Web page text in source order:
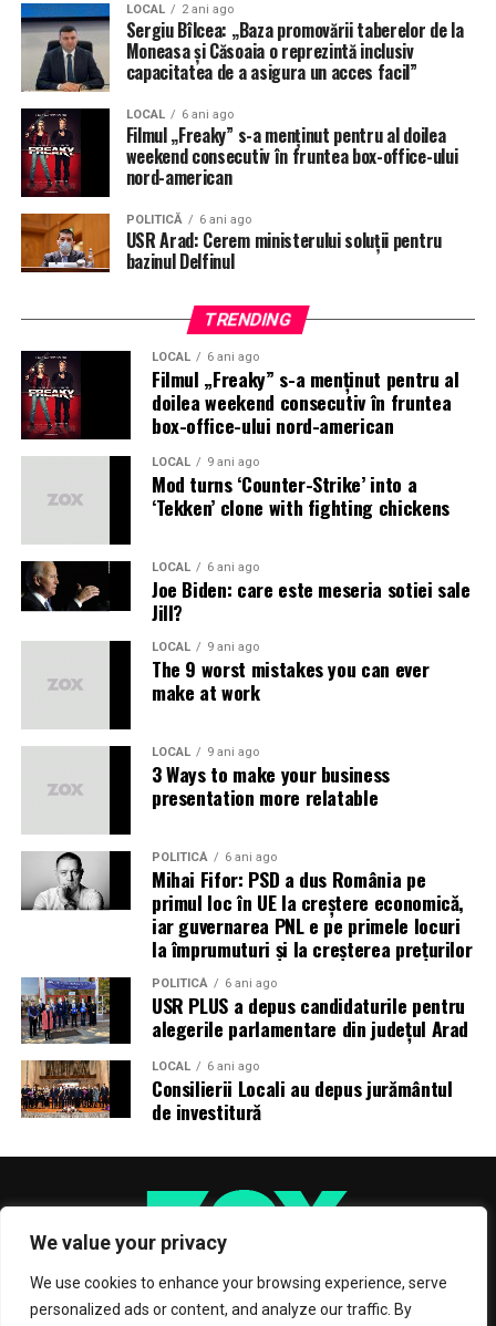
We value your privacy
We use cookies to enhance your browsing experience, serve
personalized ads or content, and analyze our traffic. By
LOCAL 2 ani ago
Sergiu Bîlcea: „Baza promovării taberelor de la
Moneasa și Căsoaia o reprezintă inclusiv
capacitatea de a asigura un acces facil”
LOCAL 6 ani ago
Filmul „Freaky” s-a menţinut pentru al doilea
weekend consecutiv în fruntea box-office-ului
nord-american
POLITICĂ 6 ani ago
USR Arad: Cerem ministerului soluții pentru
bazinul Delfinul
TRENDING
LOCAL 6 ani ago
Filmul „Freaky” s-a menţinut pentru al
doilea weekend consecutiv în fruntea
box-office-ului nord-american
LOCAL 9 ani ago
Mod turns ‘Counter-Strike’ into a
‘Tekken’ clone with fighting chickens
LOCAL 6 ani ago
Joe Biden: care este meseria sotiei sale
Jill?
LOCAL 9 ani ago
The 9 worst mistakes you can ever
make at work
LOCAL 9 ani ago
3 Ways to make your business
presentation more relatable
POLITICĂ 6 ani ago
Mihai Fifor: PSD a dus România pe
primul loc în UE la creștere economică,
iar guvernarea PNL e pe primele locuri
la împrumuturi și la creșterea prețurilor
POLITICĂ 6 ani ago
USR PLUS a depus candidaturile pentru
alegerile parlamentare din județul Arad
LOCAL 6 ani ago
Consilierii Locali au depus jurământul
de investitură